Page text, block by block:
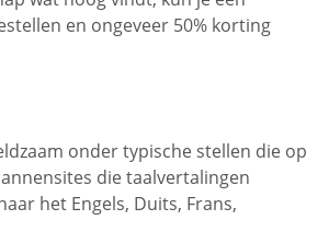
en ongeveer 50% korting
onder typische stellen die op
die taalvertalingen
het Engels, Duits, Frans,